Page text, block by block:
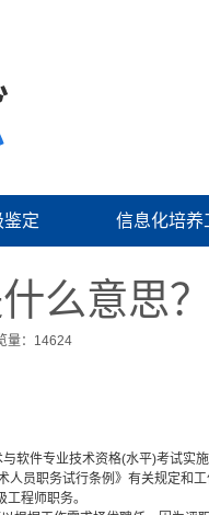
鉴定 信息化培养
么意思？
量：14624
件专业技术资格(水平)考试实
员职务试行条例》有关规定和
程师职务。